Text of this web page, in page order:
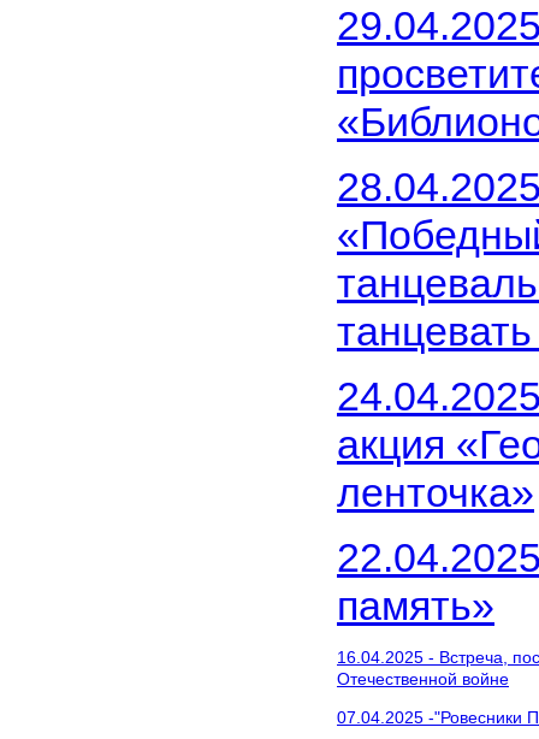
акция
ленточка»
память»
16.04.2025 - Встреча,
Отечественной войне
07.04.2025 -"Ровесники